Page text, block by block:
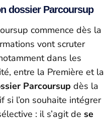
dossier Parcoursup
commence dès la
vont scruter
dans les
entre la Première et la
Parcoursup dès la
si l’on souhaite intégrer
: il s’agit de se